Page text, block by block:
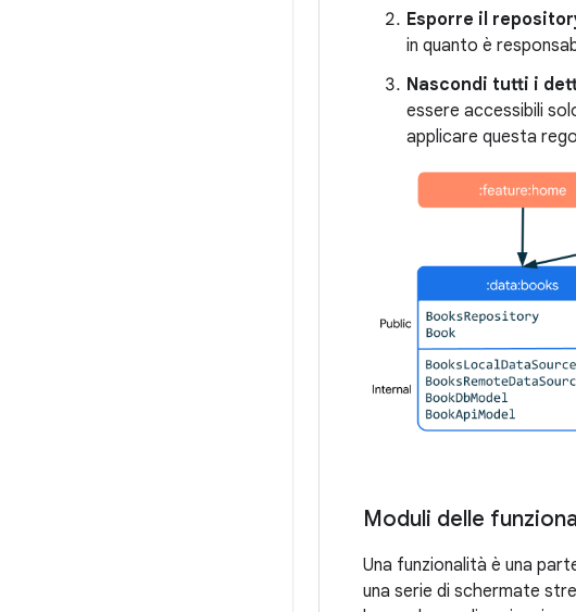
Esporre il
in quanto è
Nascondi tutti i
essere accessibili
applicare questa
Moduli delle
Una funzionalità è una
una serie di schermate